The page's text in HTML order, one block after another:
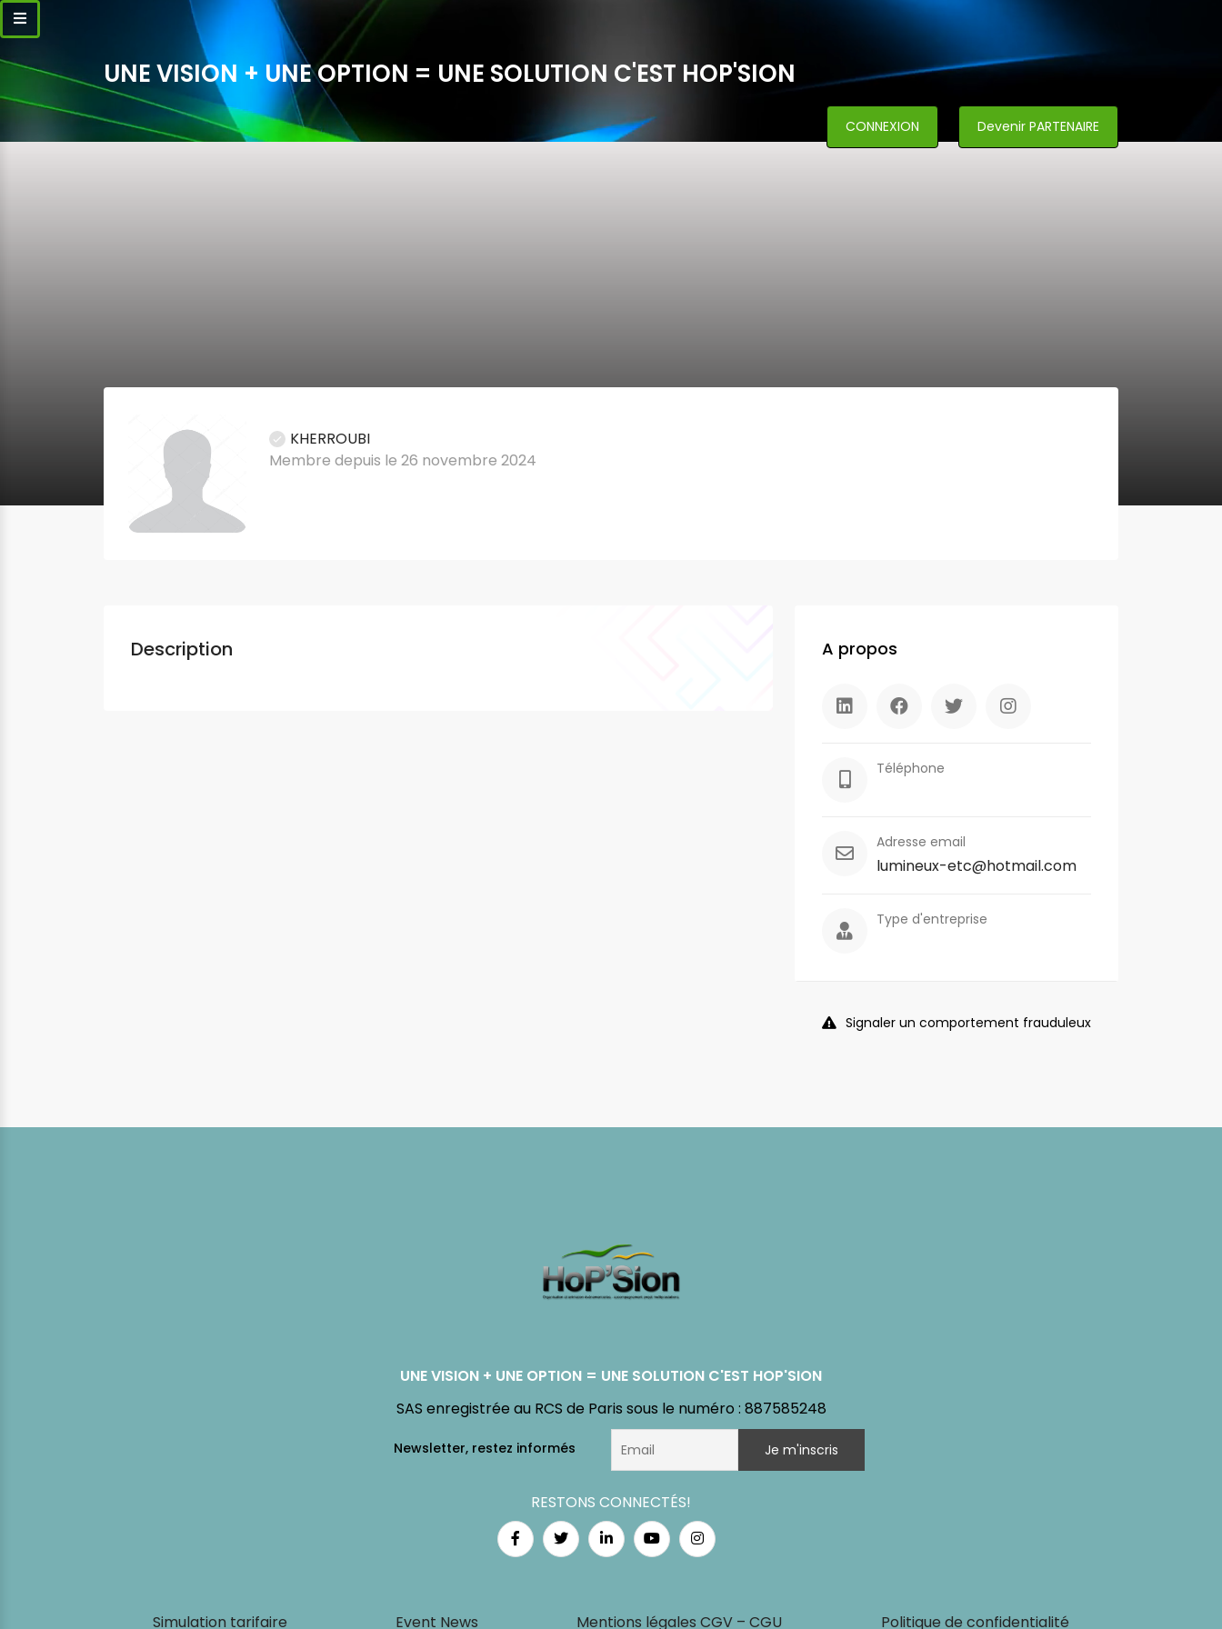
UNE VISION + UNE OPTION = UNE SOLUTION C'EST HOP'SION
CONNEXION Devenir PARTENAIRE
KHERROUBI
Membre depuis le 26 novembre 2024
Description A propos
Téléphone
Adresse email
lumineux-etc@hotmail.com
Type d'entreprise
Signaler un comportement frauduleux
UNE VISION + UNE OPTION = UNE SOLUTION C'EST HOP'SION
SAS enregistrée au RCS de Paris sous le numéro : 887585248
RESTONS CONNECTÉS!
Simulation tarifaire Event News Mentions légales CGV – CGU Politique de confidentialité